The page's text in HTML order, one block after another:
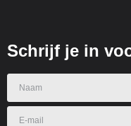
Schrijf je in